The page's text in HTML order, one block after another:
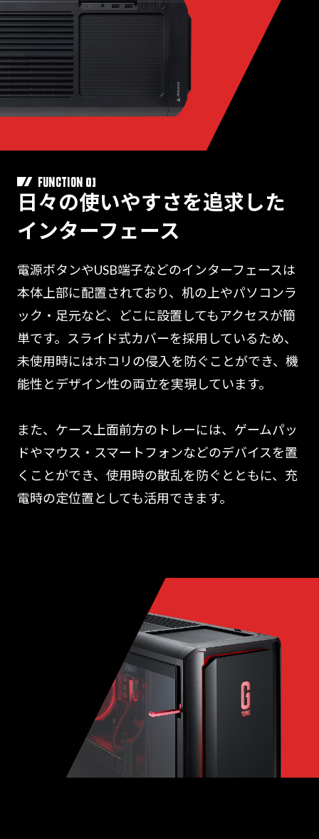
FUNCTION 01
日々の使いやすさを追求した
インターフェース
電源ボタンやUSB端子などのインターフェースは
本体上部に配置されており、机の上やパソコンラ
ック・足元など、どこに設置してもアクセスが簡
単です。スライド式カバーを採用しているため、
未使用時にはホコリの侵入を防ぐことができ、機
能性とデザイン性の両立を実現しています。
また、ケース上面前方のトレーには、ゲームパッ
ドやマウス・スマートフォンなどのデバイスを置
くことができ、使用時の散乱を防ぐとともに、充
電時の定位置としても活用できます。